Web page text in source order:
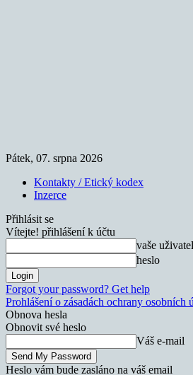
Pátek, 07. srpna 2026
Kontakty / Etický kodex
Inzerce
Přihlásit se
Vítejte! přihlášení k účtu
vaše
heslo
Forgot your password? Get help
Prohlášení o zásadách ochrany osobních
Obnova hesla
Obnovit své heslo
Váš e-mail
Heslo vám bude zasláno na váš email